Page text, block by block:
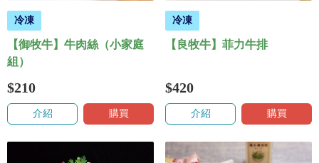
冷凍
【御牧牛】牛肉絲（小家庭
組）
$210
介紹 購買
冷凍
【良牧牛】菲力牛排
$420
介紹 購買